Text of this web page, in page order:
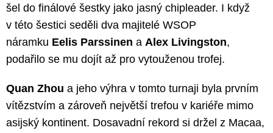
šel do finálové šestky jako jasný chipleader. I když
v této šestici seděli dva majitelé WSOP
náramku Eelis Parssinen a Alex Livingston,
podařilo se mu dojít až pro vytouženou trofej.
Quan Zhou a jeho výhra v tomto turnaji byla prvním
vítězstvím a zároveň největší trefou v kariéře mimo
asijský kontinent. Dosavadní rekord si držel z Macaa,